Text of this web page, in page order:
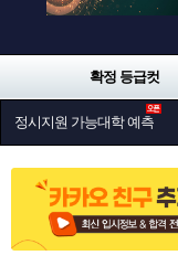
확정 등급컷
정시지원 가능대학 예측